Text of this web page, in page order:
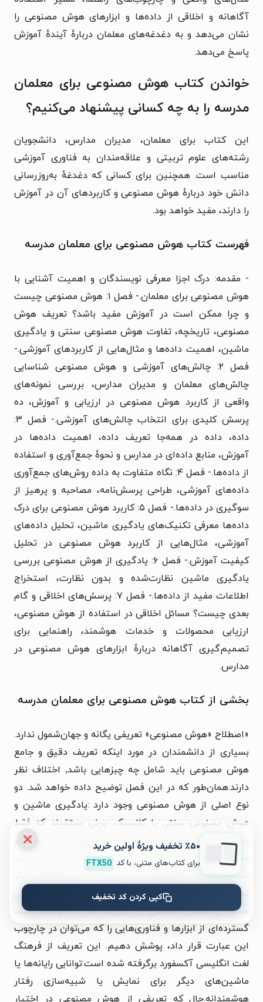
آگاهانه و اخلاقی از داده‌ها و ابزارهای هوش مصنوعی را
نشان می‌دهد و به دغدغه‌های معلمان دربارهٔ آیندهٔ آموزش
پاسخ می‌دهد.
خواندن کتاب هوش مصنوعی برای معلمان
مدرسه را به چه کسانی پیشنهاد می‌کنیم؟
این کتاب برای معلمان، مدیران مدارس، دانشجویان
رشته‌های علوم تربیتی و علاقه‌مندان به فناوری آموزشی
مناسب است. همچنین برای کسانی که دغدغهٔ به‌روزرسانی
دانش خود دربارهٔ هوش مصنوعی و کاربردهای آن در آموزش
را دارند، مفید خواهد بود.
فهرست کتاب هوش مصنوعی برای معلمان مدرسه
- مقدمه: درک اجزا معرفی نویسندگان و اهمیت آشنایی با
هوش مصنوعی برای معلمان.- فصل ۱: هوش مصنوعی چیست
و چرا ممکن است در آموزش مفید باشد؟ تعریف هوش
مصنوعی، تاریخچه، تفاوت هوش مصنوعی سنتی و یادگیری
ماشین، اهمیت داده‌ها و مثال‌هایی از کاربردهای آموزشی.-
فصل ۲: چالش‌های آموزشی و هوش مصنوعی شناسایی
چالش‌های معلمان و مدیران مدارس، بررسی نمونه‌های
واقعی از کاربرد هوش مصنوعی در ارزیابی و آموزش، ده
پرسش کلیدی برای انتخاب چالش‌های آموزشی.- فصل ۳:
داده، داده در همه‌جا تعریف داده، اهمیت داده‌ها در
آموزش، منابع داده‌ای در مدارس و نحوهٔ جمع‌آوری و استفاده
از داده‌ها.- فصل ۴: نگاه متفاوت به داده روش‌های جمع‌آوری
داده‌های آموزشی، طراحی پرسش‌نامه، مصاحبه و پرهیز از
سوگیری در داده‌ها.- فصل ۵: کاربرد هوش مصنوعی برای درک
داده‌ها معرفی تکنیک‌های یادگیری ماشین، تحلیل داده‌های
آموزشی، مثال‌هایی از کاربرد هوش مصنوعی در تحلیل
کیفیت آموزش.- فصل ۶: یادگیری از هوش مصنوعی بررسی
یادگیری ماشین نظارت‌شده و بدون نظارت، استخراج
اطلاعات مفید از داده‌ها.- فصل ۷: پرسش‌های اخلاقی و گام
بعدی چیست؟ مسائل اخلاقی در استفاده از هوش مصنوعی،
ارزیابی محصولات و خدمات هوشمند، راهنمایی برای
تصمیم‌گیری آگاهانه دربارهٔ ابزارهای هوش مصنوعی در
مدارس.
بخشی از کتاب هوش مصنوعی برای معلمان مدرسه
«اصطلاح «هوش مصنوعی» تعریفی یگانه و جهان‌شمول ندارد.
بسیاری از دانشمندان در مورد اینکه تعریف دقیق و جامع
هوش مصنوعی باید شامل چه چبزهایی باشد, اختلاف نظر
دارند.همان‌طور که در این فصل توضیح داده خواهد شد. دو
نوع اصلی از هوش مصنوعی وجود دارد :یادگیری ماشین و
هوش مصنوعی سنتی یا کلاسیک. برخی معتقدند که فقط
یادگیری ماشین باید در زمره‌ی هموش مصنوعی قرار گیرد. در
حالی‌که بسیاری دیگر بر این باورند که هوش مصنوعی باید
شامل ابزارها و فناوری‌هایی هم باشد که به شیوه‌های دیگر
تصمیم‌گیری‌های هوشمندانه انجام می‌دهند.ما تعریفی
ساده از هوش مصنوعی را برگزیده‌ایم تا بتوانیم طیف
گسترده‌ای از ابزارها و فناوری‌هایی را که می‌توان در چارچوب
این عبارت قرار داد، پوشش دهیم. این تعریف از فرهنگ
لغت انگلیسی آکسفورد برگرفته شده است:توانایی رایانه‌ها یا
ماشین‌های دیگر برای نمایش یا شبیه‌سازی رفتار
هوشمندانه.حال که تعریفی از هوش مصنوعی در اختیار
٪۵۰ تخفیف ویژۀ اولین خرید
برای کتاب‌های متنی، با کد FTX50
کپی کردن کد تخفیف